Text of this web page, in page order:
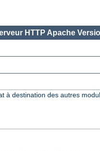
HTTP Apache
à destination des autres